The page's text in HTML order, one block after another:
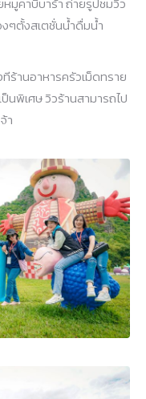
หมูคาบีบาร้า ถ่ายรูปชมวิว
ๆตั้งสเตชั่นน้ำดื่มน้ำ
ร้านอาหารครัวเม็ดทราย
นพิเศษ วิวร้านสามารถไป
า